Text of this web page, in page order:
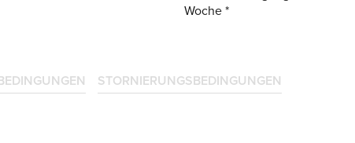
Woche *
STORNIERUNGSBEDINGUNGEN